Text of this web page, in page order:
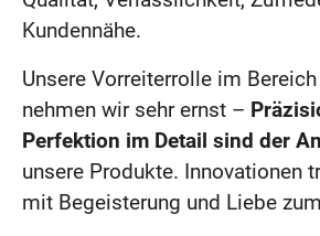
Kundennähe.
Unsere Vorreiterrolle im
nehmen wir sehr ernst –
Perfektion im Detail sind der
unsere Produkte. Innovationen
mit Begeisterung und Liebe